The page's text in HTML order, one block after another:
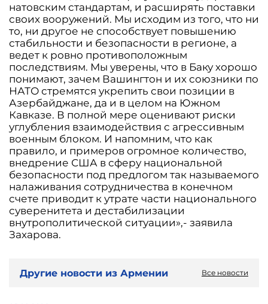
натовским стандартам, и расширять поставки
своих вооружений. Мы исходим из того, что ни
то, ни другое не способствует повышению
стабильности и безопасности в регионе, а
ведет к ровно противоположным
последствиям. Мы уверены, что в Баку хорошо
понимают, зачем Вашингтон и их союзники по
НАТО стремятся укрепить свои позиции в
Азербайджане, да и в целом на Южном
Кавказе. В полной мере оценивают риски
углубления взаимодействия с агрессивным
военным блоком. И напомним, что как
правило, и примеров огромное количество,
внедрение США в сферу национальной
безопасности под предлогом так называемого
налаживания сотрудничества в конечном
счете приводит к утрате части национального
суверенитета и дестабилизации
внутрополитической ситуации»,- заявила
Захарова.
Другие новости из Армении Все новости